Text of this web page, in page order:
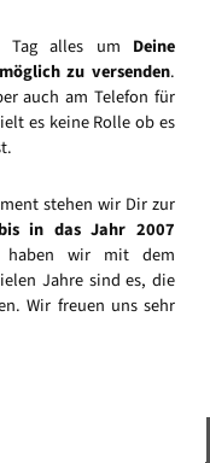
Tag alles um Deine
zu versenden.
auch am Telefon für
es keine Rolle ob es
stehen wir Dir zur
in das Jahr 2007
haben wir mit dem
Jahre sind es, die
Wir freuen uns sehr